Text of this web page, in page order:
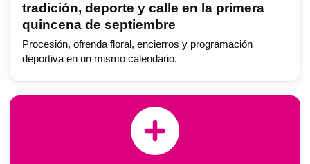
tradición, deporte y calle en la primera
quincena de septiembre
Procesión, ofrenda floral, encierros y programación
deportiva en un mismo calendario.